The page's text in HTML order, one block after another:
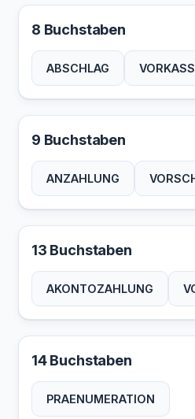
8 Buchstaben
ABSCHLAG
9 Buchstaben
ANZAHLUNG
13 Buchstaben
AKONTOZAHLUNG
14 Buchstaben
PRAENUMERATION